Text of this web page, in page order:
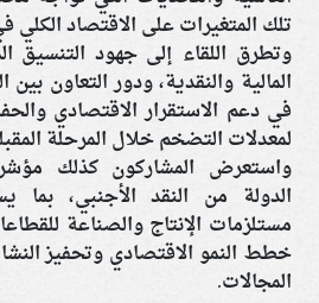
تلك المتغيرات على الاقتصاد
وتطرق اللقاء إلى جهود التنسيق
المالية والنقدية، ودور التعاون
في دعم الاستقرار الاقتصادي
لمعدلات التضخم خلال المرحلة
واستعرض المشاركون كذلك
الدولة من النقد الأجنبي،
مستلزمات الإنتاج والصناعة
خطط النمو الاقتصادي وتحفيز
المجالات.